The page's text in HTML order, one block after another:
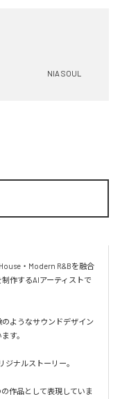
NIA SOUL
・Modern R&Bを融合
作するAIアーティストで
ようなサウンドデザイン
す。
ジナルストーリー。
作品として表現していま